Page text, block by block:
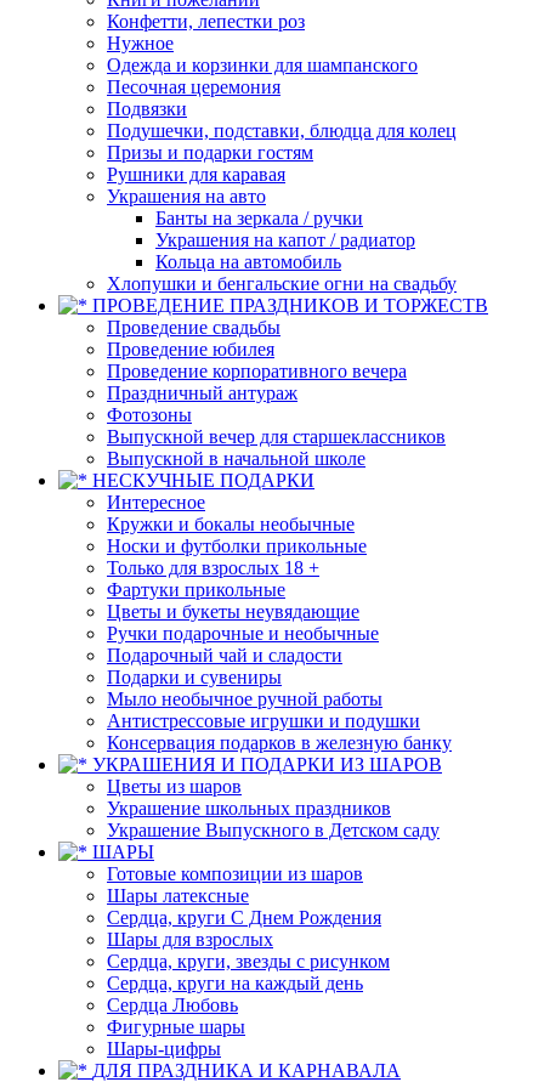
Конфетти, лепестки роз
Нужное
Одежда и корзинки для шампанского
Песочная церемония
Подвязки
Подушечки, подставки, блюдца для колец
Призы и подарки гостям
Рушники для каравая
Украшения на авто
Банты на зеркала / ручки
Украшения на капот / радиатор
Кольца на автомобиль
Хлопушки и бенгальские огни на свадьбу
ПРОВЕДЕНИЕ ПРАЗДНИКОВ И ТОРЖЕСТВ
Проведение свадьбы
Проведение юбилея
Проведение корпоративного вечера
Праздничный антураж
Фотозоны
Выпускной вечер для старшеклассников
Выпускной в начальной школе
НЕСКУЧНЫЕ ПОДАРКИ
Интересное
Кружки и бокалы необычные
Носки и футболки прикольные
Только для взрослых 18 +
Фартуки прикольные
Цветы и букеты неувядающие
Ручки подарочные и необычные
Подарочный чай и сладости
Подарки и сувениры
Мыло необычное ручной работы
Антистрессовые игрушки и подушки
Консервация подарков в железную банку
УКРАШЕНИЯ И ПОДАРКИ ИЗ ШАРОВ
Цветы из шаров
Украшение школьных праздников
Украшение Выпускного в Детском саду
ШАРЫ
Готовые композиции из шаров
Шары латексные
Сердца, круги С Днем Рождения
Шары для взрослых
Сердца, круги, звезды с рисунком
Сердца, круги на каждый день
Сердца Любовь
Фигурные шары
Шары-цифры
ДЛЯ ПРАЗДНИКА И КАРНАВАЛА